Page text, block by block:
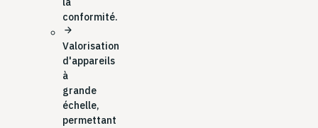
conformité.
arrow_forward
Valorisation
d'appareils
à
grande
échelle,
permettant